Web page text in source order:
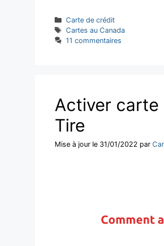
Catégories
Carte de crédit
Étiquettes
Cartes au Canada
11 commentaires
Activer carte
Tire
Mise à jour le 31/01/2022 par